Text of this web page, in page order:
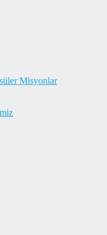
Misyonlar